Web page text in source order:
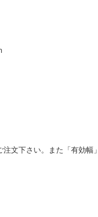
文下さい。また「有効幅